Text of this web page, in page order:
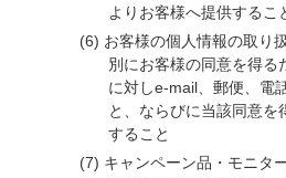
よりお客様へ提供するこ
お客様の個人情報の取り
別にお客様の同意を得る
に対しe-mail、郵便、電
と、ならびに当該同意を
すること
キャンペーン品・モニタ